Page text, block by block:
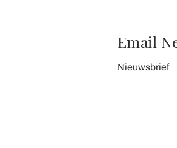
Email
Nieuwsbrief